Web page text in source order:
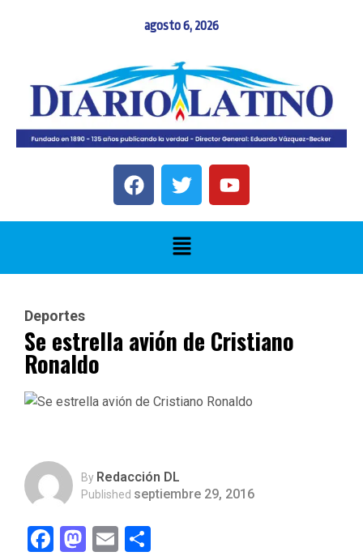
agosto 6, 2026
Deportes
Se estrella avión de Cristiano
Ronaldo
By Redacción DL
Published septiembre 29, 2016
Facebook
Mastodon
Email